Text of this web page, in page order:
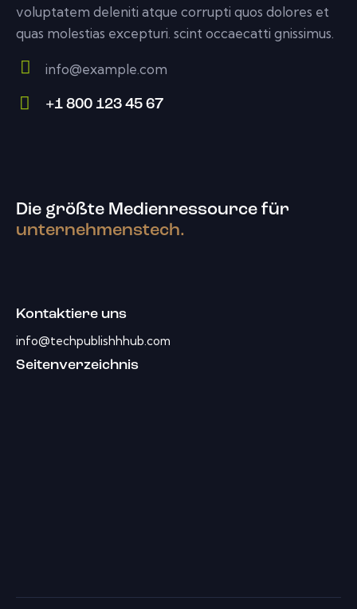
voluptatem deleniti atque corrupti quos dolores et
quas molestias excepturi. scint occaecatti gnissimus.
E-
m
info@example.com
+1 800 123 45 67
Die größte Medienressource für
unternehmenstech.
Kontaktiere uns
info@techpublishhhub.com
Seitenverzeichnis